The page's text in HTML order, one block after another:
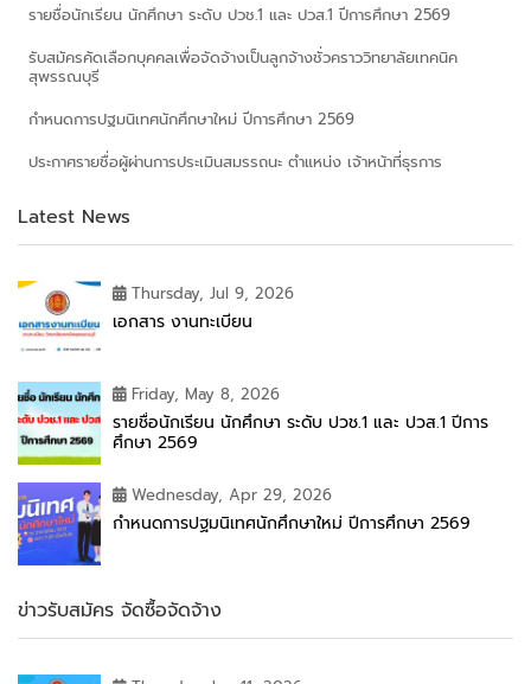
รายชื่อนักเรียน นักศึกษา ระดับ ปวช.1 และ ปวส.1 ปีการศึกษา 2569
รับสมัครคัดเลือกบุคคลเพื่อจัดจ้างเป็นลูกจ้างชั่วคราววิทยาลัยเทคนิค
สุพรรณบุรี
กำหนดการปฐมนิเทศนักศึกษาใหม่ ปีการศึกษา 2569
ประกาศรายชื่อผู้ผ่านการประเมินสมรรถนะ ตำแหน่ง เจ้าหน้าที่ธุรการ
Latest News
Thursday, Jul 9, 2026
เอกสาร งานทะเบียน
Friday, May 8, 2026
รายชื่อนักเรียน นักศึกษา ระดับ ปวช.1 และ ปวส.1 ปีการ
ศึกษา 2569
Wednesday, Apr 29, 2026
กำหนดการปฐมนิเทศนักศึกษาใหม่ ปีการศึกษา 2569
ข่าวรับสมัคร จัดซื้อจัดจ้าง